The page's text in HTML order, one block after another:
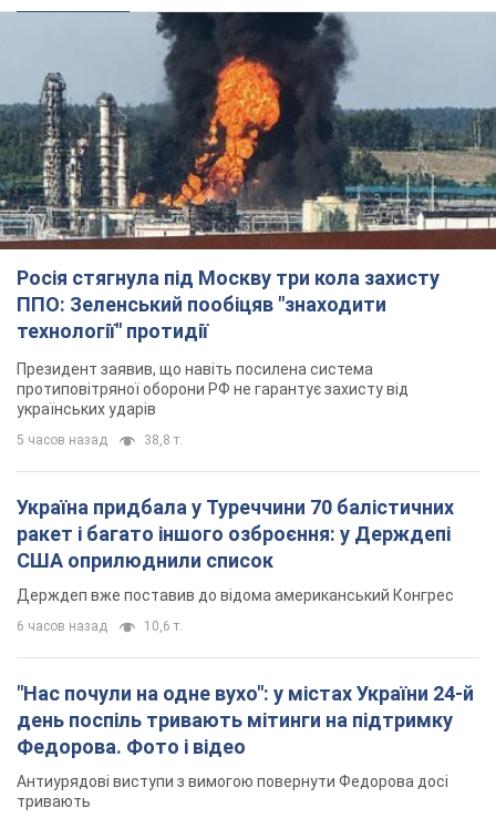
Росія стягнула під Москву три кола захисту
ППО: Зеленський пообіцяв "знаходити
технології" протидії
Президент заявив, що навіть посилена система
протиповітряної оборони РФ не гарантує захисту від
українських ударів
5 часов назад 38,8 т.
Україна придбала у Туреччини 70 балістичних
ракет і багато іншого озброєння: у Держдепі
США оприлюднили список
Держдеп вже поставив до відома американський Конгрес
6 часов назад 10,6 т.
"Нас почули на одне вухо": у містах України 24-й
день поспіль тривають мітинги на підтримку
Федорова. Фото і відео
Антиурядові виступи з вимогою повернути Федорова досі